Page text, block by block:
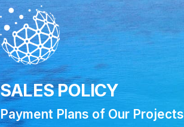
SALES POLICY
Payment Plans of Our Projects